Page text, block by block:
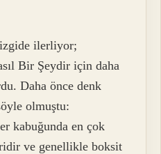
ilerliyor;
Bir Şeydir için daha
Daha önce denk
olmuştu:
kabuğunda en çok
ve genellikle boksit